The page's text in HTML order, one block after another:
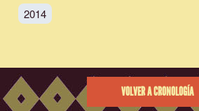
2014
VOLVER A CRONOLOGÍA